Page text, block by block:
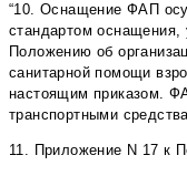
“10. Оснащение ФАП
стандартом
Положению об
санитарной помощи
настоящим приказом.
транспортными
11. Приложение N 17 к